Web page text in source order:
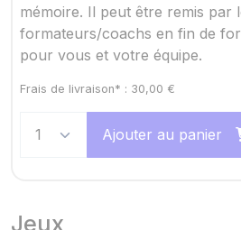
mémoire. Il peut être remis par
formateurs/coachs en fin de
pour vous et votre équipe.
Frais de livraison* : 30,00 €
Ajouter au panier
Jeux